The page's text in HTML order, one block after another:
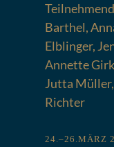
Barthel,
Elblinger,
Annette
Jutta
Richter
24.–26.MÄRZ